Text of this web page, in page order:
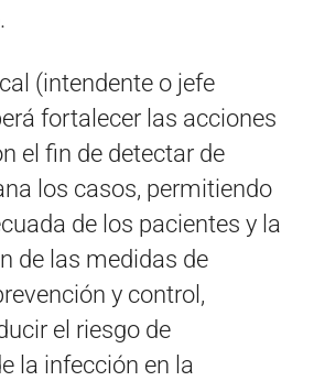
(intendente o jefe
fortalecer las acciones
el fin de detectar de
los casos, permitiendo
de los pacientes y la
de las medidas de
y control,
el riesgo de
la infección en la